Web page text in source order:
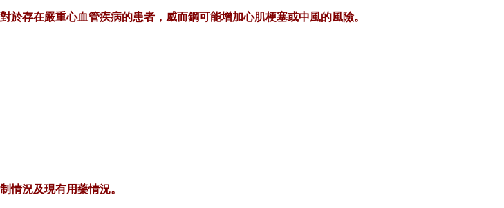
存在嚴重心血管疾病的患者，威而鋼可能增加心肌梗塞或中風的風險。
情況及現有用藥情況。